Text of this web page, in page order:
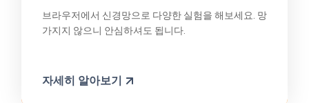
브라우저에서 신경망으로 다양한 실험을 해보세요. 망
가지지 않으니 안심하셔도 됩니다.
자세히 알아보기